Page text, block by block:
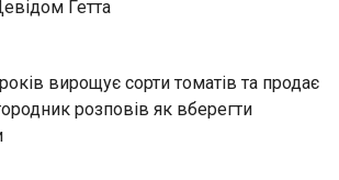
Гетта
вирощує сорти томатів та продає
розповів як вберегти